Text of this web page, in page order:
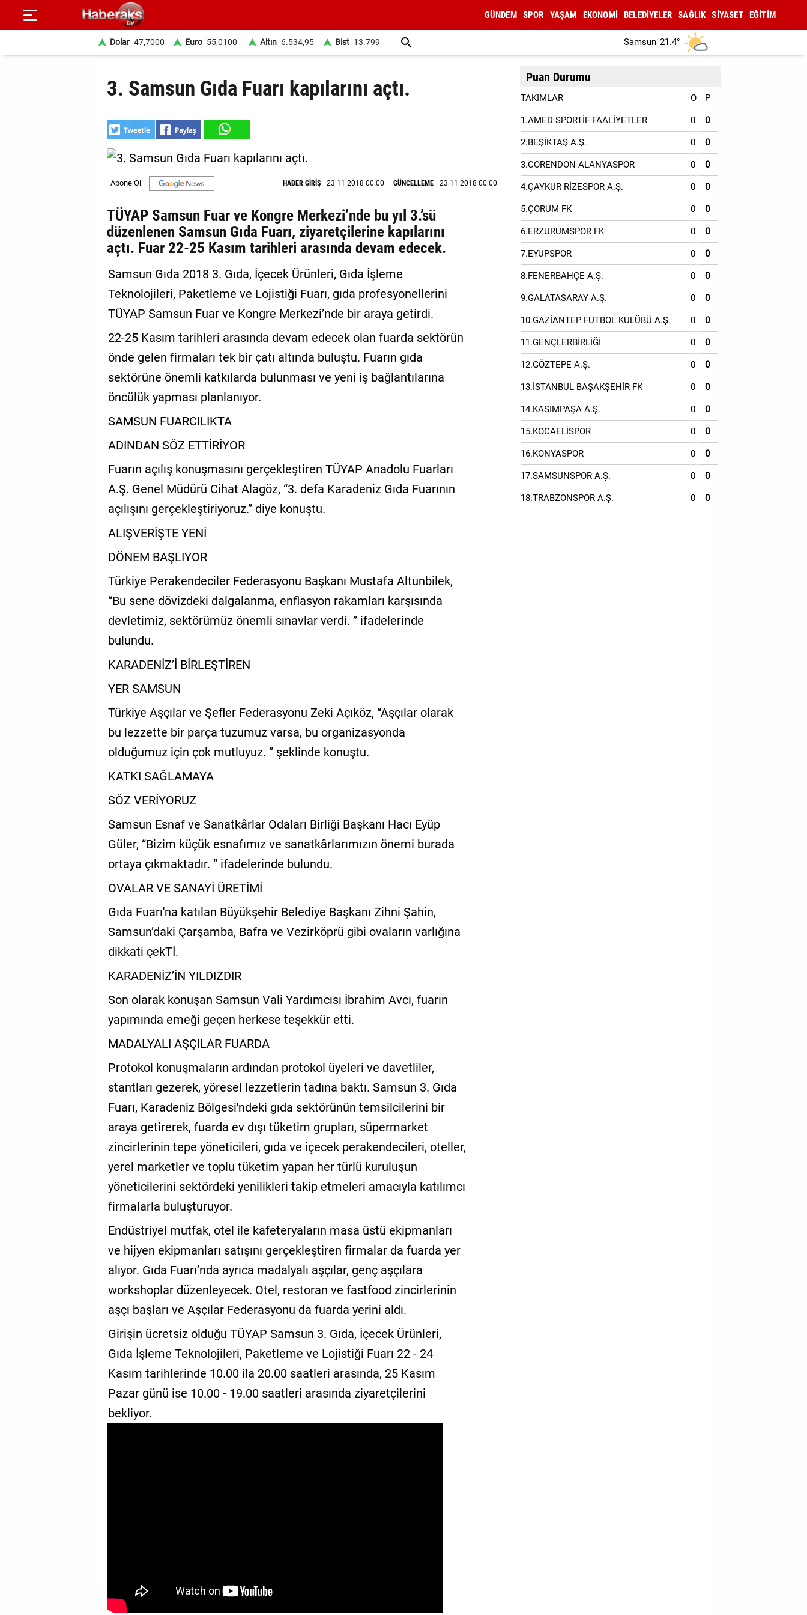
GÜNDEM SPOR YAŞAM EKONOMİ BELEDİYELER SAĞLIK SİYASET EĞİTİM
Dolar 47,7000 Euro 55,0100 Altın 6.534,95 Bist 13.799 Samsun 21.4°
3. Samsun Gıda Fuarı kapılarını açtı.
HABER GİRİŞ 23 11 2018 00:00 GÜNCELLEME 23 11 2018 00:00
TÜYAP Samsun Fuar ve Kongre Merkezi’nde bu yıl 3.’sü
düzenlenen Samsun Gıda Fuarı, ziyaretçilerine kapılarını
açtı. Fuar 22-25 Kasım tarihleri arasında devam edecek.
Samsun Gıda 2018 3. Gıda, İçecek Ürünleri, Gıda İşleme
Teknolojileri, Paketleme ve Lojistiği Fuarı, gıda profesyonellerini
TÜYAP Samsun Fuar ve Kongre Merkezi’nde bir araya getirdi.
22-25 Kasım tarihleri arasında devam edecek olan fuarda sektörün
önde gelen firmaları tek bir çatı altında buluştu. Fuarın gıda
sektörüne önemli katkılarda bulunması ve yeni iş bağlantılarına
öncülük yapması planlanıyor.
SAMSUN FUARCILIKTA
ADINDAN SÖZ ETTİRİYOR
Fuarın açılış konuşmasını gerçekleştiren TÜYAP Anadolu Fuarları
A.Ş. Genel Müdürü Cihat Alagöz, “3. defa Karadeniz Gıda Fuarının
açılışını gerçekleştiriyoruz.” diye konuştu.
ALIŞVERİŞTE YENİ
DÖNEM BAŞLIYOR
Türkiye Perakendeciler Federasyonu Başkanı Mustafa Altunbilek,
“Bu sene dövizdeki dalgalanma, enflasyon rakamları karşısında
devletimiz, sektörümüz önemli sınavlar verdi. ” ifadelerinde
bulundu.
KARADENİZ’İ BİRLEŞTİREN
YER SAMSUN
Türkiye Aşçılar ve Şefler Federasyonu Zeki Açıköz, “Aşçılar olarak
bu lezzette bir parça tuzumuz varsa, bu organizasyonda
olduğumuz için çok mutluyuz. ” şeklinde konuştu.
KATKI SAĞLAMAYA
SÖZ VERİYORUZ
Samsun Esnaf ve Sanatkârlar Odaları Birliği Başkanı Hacı Eyüp
Güler, “Bizim küçük esnafımız ve sanatkârlarımızın önemi burada
ortaya çıkmaktadır. ” ifadelerinde bulundu.
OVALAR VE SANAYİ ÜRETİMİ
Gıda Fuarı'na katılan Büyükşehir Belediye Başkanı Zihni Şahin,
Samsun’daki Çarşamba, Bafra ve Vezirköprü gibi ovaların varlığına
dikkati çekTİ.
KARADENİZ’İN YILDIZDIR
Son olarak konuşan Samsun Vali Yardımcısı İbrahim Avcı, fuarın
yapımında emeği geçen herkese teşekkür etti.
MADALYALI AŞÇILAR FUARDA
Protokol konuşmaların ardından protokol üyeleri ve davetliler,
stantları gezerek, yöresel lezzetlerin tadına baktı. Samsun 3. Gıda
Fuarı, Karadeniz Bölgesi'ndeki gıda sektörünün temsilcilerini bir
araya getirerek, fuarda ev dışı tüketim grupları, süpermarket
zincirlerinin tepe yöneticileri, gıda ve içecek perakendecileri, oteller,
yerel marketler ve toplu tüketim yapan her türlü kuruluşun
yöneticilerini sektördeki yenilikleri takip etmeleri amacıyla katılımcı
firmalarla buluşturuyor.
Endüstriyel mutfak, otel ile kafeteryaların masa üstü ekipmanları
ve hijyen ekipmanları satışını gerçekleştiren firmalar da fuarda yer
alıyor. Gıda Fuarı’nda ayrıca madalyalı aşçılar, genç aşçılara
workshoplar düzenleyecek. Otel, restoran ve fastfood zincirlerinin
aşçı başları ve Aşçılar Federasyonu da fuarda yerini aldı.
Girişin ücretsiz olduğu TÜYAP Samsun 3. Gıda, İçecek Ürünleri,
Gıda İşleme Teknolojileri, Paketleme ve Lojistiği Fuarı 22 - 24
Kasım tarihlerinde 10.00 ila 20.00 saatleri arasında, 25 Kasım
Pazar günü ise 10.00 - 19.00 saatleri arasında ziyaretçilerini
bekliyor.
Puan Durumu
TAKIMLAR O P
1.AMED SPORTİF FAALİYETLER 0 0
2.BEŞİKTAŞ A.Ş. 0 0
3.CORENDON ALANYASPOR 0 0
4.ÇAYKUR RİZESPOR A.Ş. 0 0
5.ÇORUM FK 0 0
6.ERZURUMSPOR FK 0 0
7.EYÜPSPOR 0 0
8.FENERBAHÇE A.Ş. 0 0
9.GALATASARAY A.Ş. 0 0
10.GAZİANTEP FUTBOL KULÜBÜ A.Ş. 0 0
11.GENÇLERBİRLİĞİ 0 0
12.GÖZTEPE A.Ş. 0 0
13.İSTANBUL BAŞAKŞEHİR FK 0 0
14.KASIMPAŞA A.Ş. 0 0
15.KOCAELİSPOR 0 0
16.KONYASPOR 0 0
17.SAMSUNSPOR A.Ş. 0 0
18.TRABZONSPOR A.Ş. 0 0